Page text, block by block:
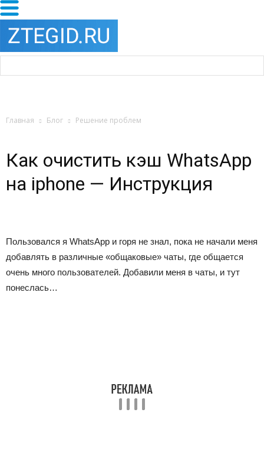
Главная Блог Решение проблем
Как очистить кэш WhatsApp
на iphone — Инструкция
Пользовался я WhatsApp и горя не знал, пока не начали меня
добавлять в различные «общаковые» чаты, где общается
очень много пользователей. Добавили меня в чаты, и тут
понеслась…